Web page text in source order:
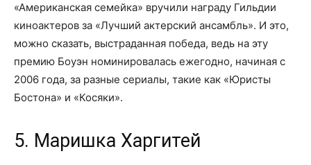
«Американская семейка» вручили награду Гильдии
киноактеров за «Лучший актерский ансамбль». И это,
можно сказать, выстраданная победа, ведь на эту
премию Боуэн номинировалась ежегодно, начиная с
2006 года, за разные сериалы, такие как «Юристы
Бостона» и «Косяки».
5. Маришка Харгитей